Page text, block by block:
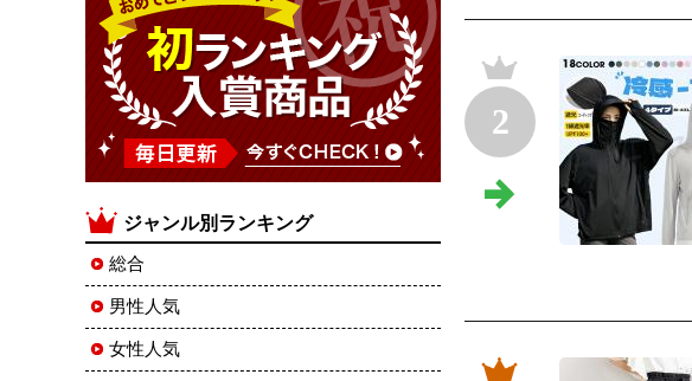
2
ジャンル別ランキング
総合
男性人気
女性人気